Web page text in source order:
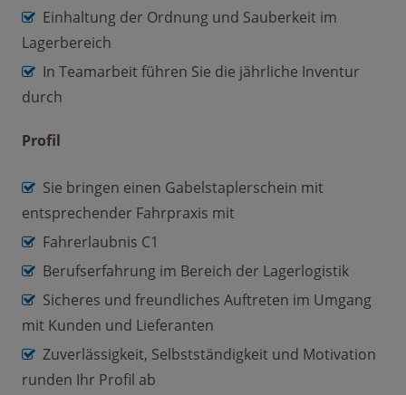
Einhaltung der Ordnung und Sauberkeit im
Lagerbereich
In Teamarbeit führen Sie die jährliche Inventur
durch
Profil
Sie bringen einen Gabelstaplerschein mit
entsprechender Fahrpraxis mit
Fahrerlaubnis C1
Berufserfahrung im Bereich der Lagerlogistik
Sicheres und freundliches Auftreten im Umgang
mit Kunden und Lieferanten
Zuverlässigkeit, Selbstständigkeit und Motivation
runden Ihr Profil ab